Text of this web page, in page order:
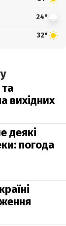
24°
32°
вихідних
деякі
погода